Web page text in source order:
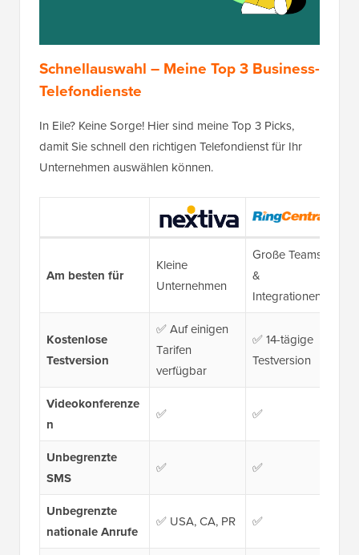
Schnellauswahl – Meine Top 3 Business-
Telefondienste
In Eile? Keine Sorge! Hier sind meine Top 3 Picks,
damit Sie schnell den richtigen Telefondienst für Ihr
Unternehmen auswählen können.
Am besten für
Kleine
Unternehmen
Große Teams
&
Integrationen
Kostenlose
Testversion
✅ Auf einigen
Tarifen
verfügbar
✅ 14-tägige
Testversion
Videokonferenze
n
✅ ✅
Unbegrenzte
SMS
✅ ✅
Unbegrenzte
nationale Anrufe
✅ USA, CA, PR ✅